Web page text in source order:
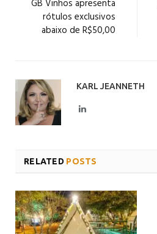
GB Vinhos apresenta
rótulos exclusivos
abaixo de R$50,00
KARL JEANNETH
LinkedIn
RELATED POSTS